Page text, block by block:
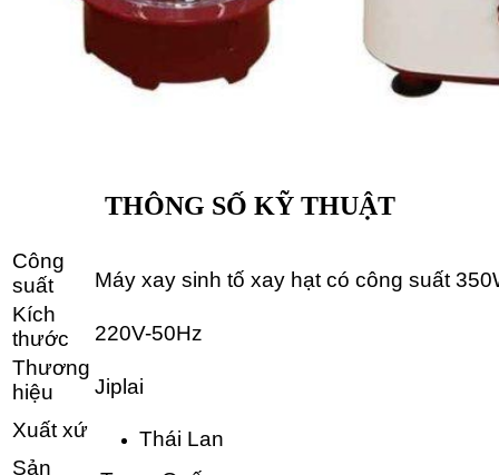
THÔNG SỐ KỸ THUẬT
Công
suất
Máy xay sinh tố xay hạt có công suất
Kích
thước
220V-50Hz
Thương
hiệu
Jiplai
Xuất xứ
Thái Lan
Sản